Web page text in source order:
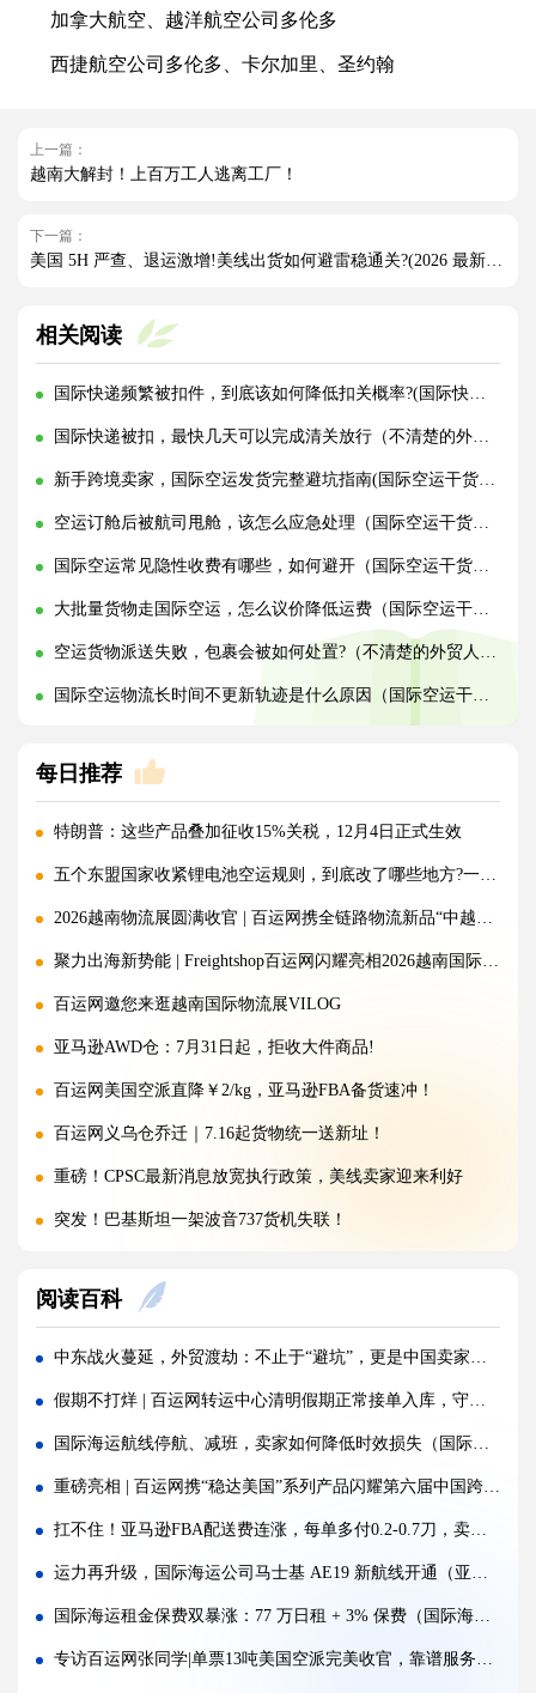
加拿大航空、越洋航空公司多伦多
西捷航空公司多伦多、卡尔加里、圣约翰
上一篇：
越南大解封！上百万工人逃离工厂！
下一篇：
美国 5H 严查、退运激增!美线出货如何避雷稳通关?(2026 最新实操指南)
相关阅读
国际快递频繁被扣件，到底该如何降低扣关概率?(国际快递干货知识分享)
国际快递被扣，最快几天可以完成清关放行（不清楚的外贸人看过来）
新手跨境卖家，国际空运发货完整避坑指南(国际空运干货知识分享)
空运订舱后被航司甩舱，该怎么应急处理（国际空运干货知识分享）
国际空运常见隐性收费有哪些，如何避开（国际空运干货知识分享）
大批量货物走国际空运，怎么议价降低运费（国际空运干货知识分享）
空运货物派送失败，包裹会被如何处置?（不清楚的外贸人看过来）
国际空运物流长时间不更新轨迹是什么原因（国际空运干货知识分享）
每日推荐
特朗普：这些产品叠加征收15%关税，12月4日正式生效
五个东盟国家收紧锂电池空运规则，到底改了哪些地方?一文讲清!
2026越南物流展圆满收官 | 百运网携全链路物流新品“中越美专线”强势出圈！
聚力出海新势能 | Freightshop百运网闪耀亮相2026越南国际物流展
百运网邀您来逛越南国际物流展VILOG
亚马逊AWD仓：7月31日起，拒收大件商品!
百运网美国空派直降￥2/kg，亚马逊FBA备货速冲！
百运网义乌仓乔迁｜7.16起货物统一送新址！
重磅！CPSC最新消息放宽执行政策，美线卖家迎来利好
突发！巴基斯坦一架波音737货机失联！
海运价格九连涨，外贸企业称一周一涨扛不住!
警报!美国海关连发四道“封杀令”，你的货还能顺利进美国吗?
百运网邀您来上海双年展逛展领钱啦！
百运网端午假期不打烊，各仓收发货安排速看！
高光时刻 | 百运网携“稳达美国”系列产品闪耀亮相2026赛狐ERP跨境AI增长峰会
疯涨!海运巨头集体抬价，欧线一舱难求!外贸人如何破局？
蓄势扩容，焕新启航 | 百运网32000㎡全新标准化仓库正式启用！
假期不打烊 | 百运网运作中心五一假期照常接单入库，守护每一份跨境托付！
炸了！欧盟疯狂翻旧账，4000批国货被扣，涉案超11亿
阅读百科
中东战火蔓延，外贸渡劫：不止于“避坑”，更是中国卖家的生死重构!
假期不打烊 | 百运网转运中心清明假期正常接单入库，守护每一份跨境托付!
国际海运航线停航、减班，卖家如何降低时效损失（国际海运干货知识分享）
重磅亮相 | 百运网携“稳达美国”系列产品闪耀第六届中国跨境电商交易会，新客免单福利来袭！
扛不住！亚马逊FBA配送费连涨，每单多付0.2-0.7刀，卖家降本突破口在哪？
运力再升级，国际海运公司马士基 AE19 新航线开通（亚欧贸易迎来新利好）
国际海运租金保费双暴涨：77 万日租 + 3% 保费（国际海运航运旧规则已失效吗）
专访百运网张同学|单票13吨美国空派完美收官，靠谱服务铸就客户信任